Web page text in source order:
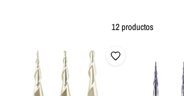
12 productos